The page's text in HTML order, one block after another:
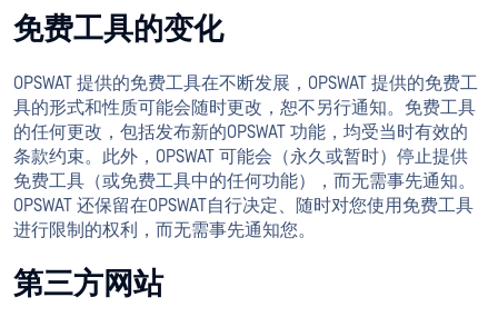
免费工具的变化
OPSWAT 提供的免费工具在不断发展，OPSWAT 提供的免费工
具的形式和性质可能会随时更改，恕不另行通知。免费工具
的任何更改，包括发布新的OPSWAT 功能，均受当时有效的
条款约束。此外，OPSWAT 可能会（永久或暂时）停止提供
免费工具（或免费工具中的任何功能），而无需事先通知。
OPSWAT 还保留在OPSWAT自行决定、随时对您使用免费工具
进行限制的权利，而无需事先通知您。
第三方网站